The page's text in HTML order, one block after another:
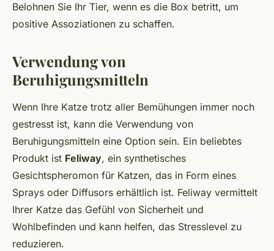
Belohnen Sie Ihr Tier, wenn es die Box betritt, um
positive Assoziationen zu schaffen.
Verwendung von
Beruhigungsmitteln
Wenn Ihre Katze trotz aller Bemühungen immer noch
gestresst ist, kann die Verwendung von
Beruhigungsmitteln eine Option sein. Ein beliebtes
Produkt ist Feliway, ein synthetisches
Gesichtspheromon für Katzen, das in Form eines
Sprays oder Diffusors erhältlich ist. Feliway vermittelt
Ihrer Katze das Gefühl von Sicherheit und
Wohlbefinden und kann helfen, das Stresslevel zu
reduzieren.